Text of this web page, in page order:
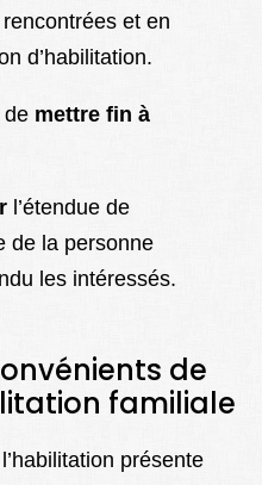
et en
d’habilitation.
de mettre fin à
l’étendue de
de la personne
les intéressés.
de
familiale
présente